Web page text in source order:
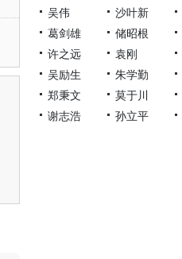
吴伟
沙叶新
葛剑雄
储昭根
许之远
袁刚
吴励生
朱学勤
郑秉文
莫于川
谢志浩
孙立平